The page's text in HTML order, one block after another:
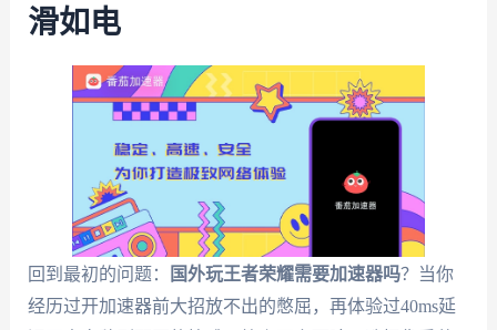
滑如电
回到最初的问题： 国外玩王者荣耀需要加速器吗？当你
经历过开加速器前大招放不出的憋屈，再体验过40ms延